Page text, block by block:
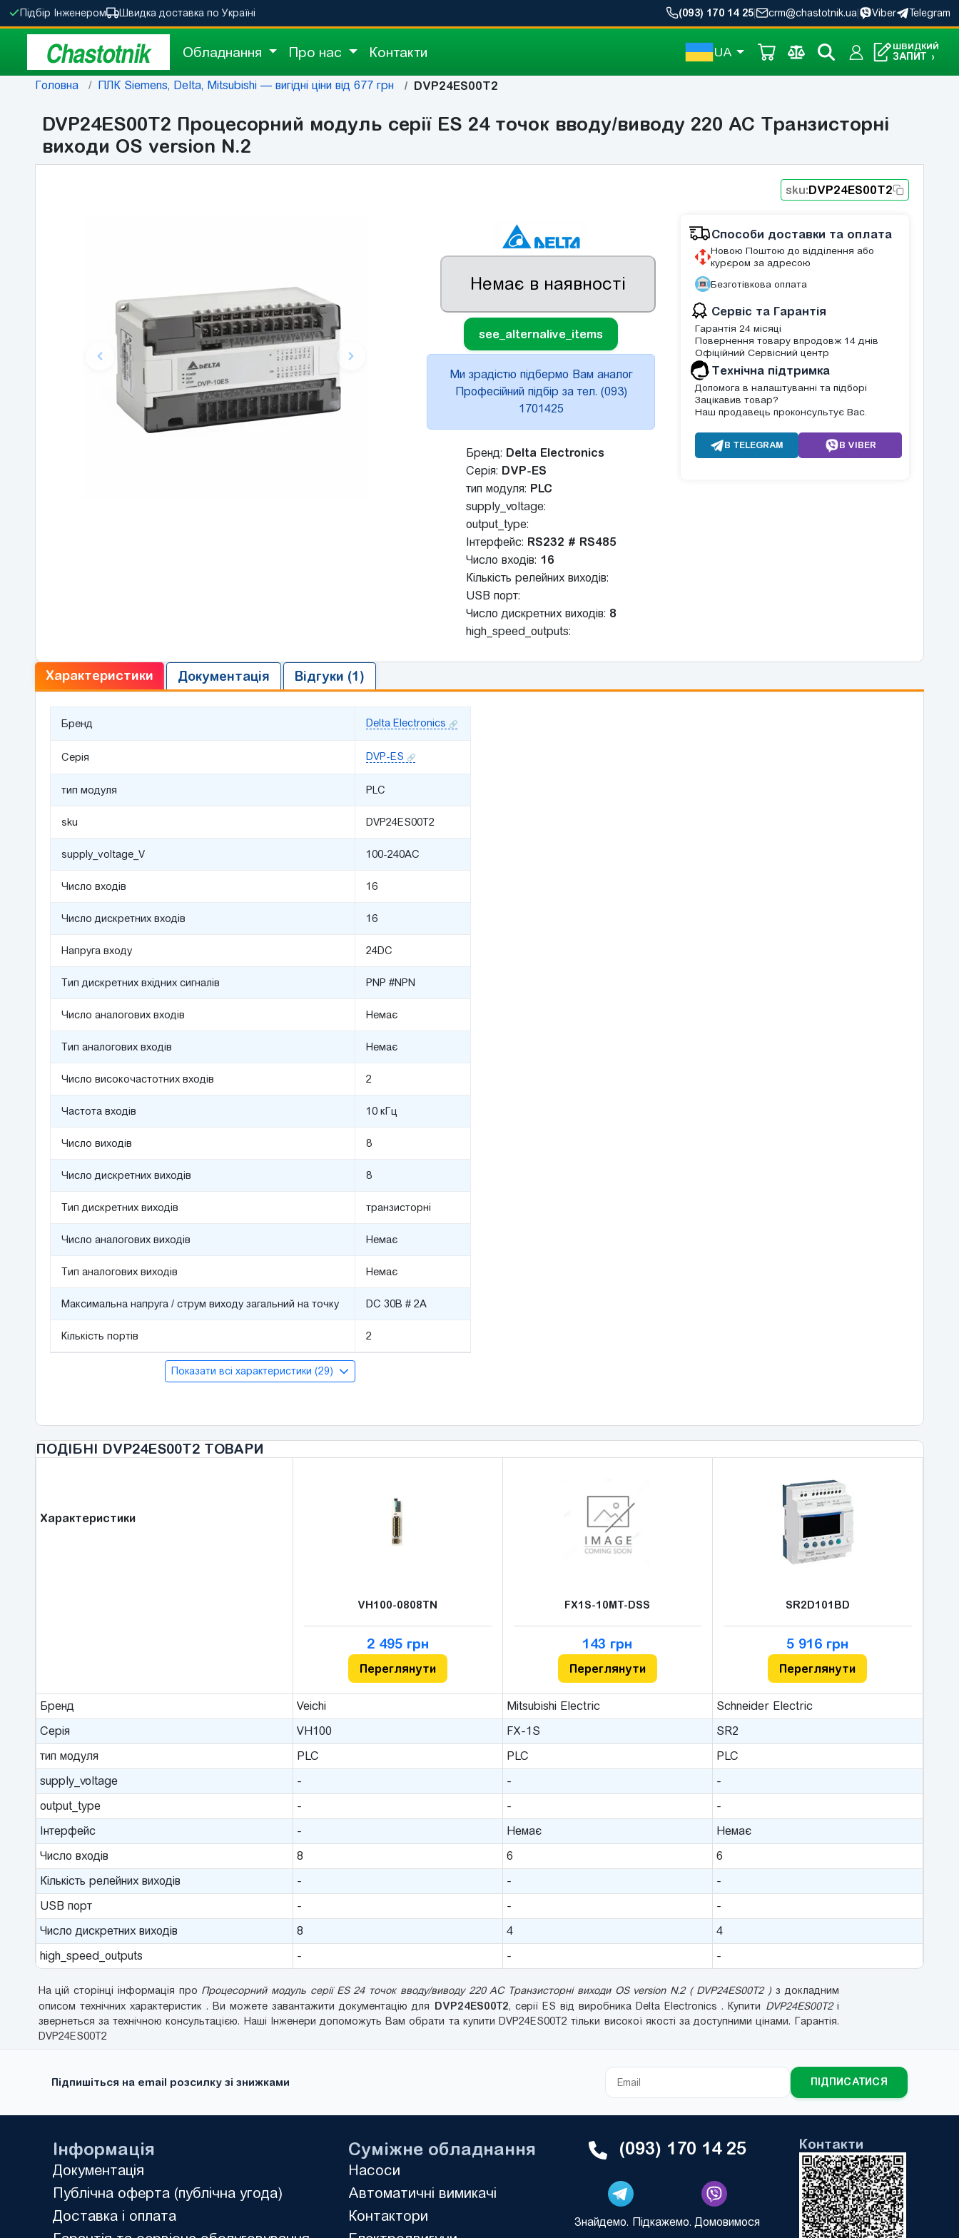
Підбір Інженером Швидка доставка по Україні (093) 170 14 25 crm@chastotnik.ua Viber Telegram
Chastotnik Обладнання Про нас Контакти UA ШВИДКИЙ
ЗАПИТ ›
Головна ПЛК Siemens, Delta, Mitsubishi — вигідні ціни від 677 грн DVP24ES00T2
DVP24ES00T2 Процесорний модуль серії ES 24 точок вводу/виводу 220 AC Транзисторні
виходи OS version N.2
sku:DVP24ES00T2
Немає в наявності
see_alternalive_items
Ми зрадістю підбермо Вам аналог
Професійний підбір за тел. (093)
1701425
Бренд: Delta Electronics
Серія: DVP-ES
тип модуля: PLC
supply_voltage:
output_type:
Інтерфейс: RS232 # RS485
Число входів: 16
Кількість релейних виходів:
USB порт:
Число дискретних виходів: 8
high_speed_outputs:
Способи доставки та оплата
Новою Поштою до відділення або
курєром за адресою
Безготівкова оплата
Сервіс та Гарантія
Гарантія 24 місяці
Повернення товару впродовж 14 днів
Офіційний Сервісний центр
Tехнічна підтримка
Допомога в налаштуванні та підборі
Зацікавив товар?
Наш продавець проконсультує Вас.
В TELEGRAM В VIBER
Характеристики Документація Відгуки (1)
Бренд Delta Electronics
Серія DVP-ES
тип модуля PLC
sku DVP24ES00T2
supply_voltage_V 100-240AC
Число входів 16
Число дискретних входів 16
Напруга входу 24DC
Тип дискретних вхідних сигналів PNP #NPN
Число аналогових входів Немає
Тип аналогових входів Немає
Число високочастотних входів 2
Частота входів 10 кГц
Число виходів 8
Число дискретних виходів 8
Тип дискретних виходів транзисторні
Число аналогових виходів Немає
Тип аналогових виходів Немає
Максимальна напруга / струм виходу загальний на точку DC 30В # 2А
Кількість портів 2
Показати всі характеристики (29)
ПОДІБНІ DVP24ES00T2 ТОВАРИ
Характеристики
VH100-0808TN
2 495 грн
Переглянути
FX1S-10MT-DSS
143 грн
Переглянути
SR2D101BD
5 916 грн
Переглянути
Бренд Veichi Mitsubishi Electric
Schneider Electric
Серія
VH100 FX-1S
SR2
тип модуля
PLC PLC
PLC
supply_voltage
- -
-
output_type
- -
-
Інтерфейс
- Немає
Немає
Число входів
8 6
6
Кількість релейних виходів
- -
-
USB порт
- -
-
Число дискретних виходів
8 4
4
high_speed_outputs
- - -
На цій сторінці інформація про Процесорний модуль серії ES 24 точок вводу/виводу 220 AC Транзисторні виходи OS version N.2 ( DVP24ES00T2 ) з докладним
описом технічних характеристик . Ви можете завантажити документацію для DVP24ES00T2, серії ES від виробника Delta Electronics . Купити DVP24ES00T2і
звернеться за технічною консультацією. Наші Інженери допоможуть Вам обрати та купити DVP24ES00T2 тільки високої якості за доступними цінами. Гарантія.
DVP24ES00T2
Підпишіться на email розсилку зі знижками ПІДПИСАТИСЯ
Інформація
Документація
Публічна оферта (публічна угода)
Доставка і оплата
Суміжне обладнання
Насоси
Автоматичні вимикачі
Контактори
(093) 170 14 25
Знайдемо. Підкажемо. Домовимося
Контакти